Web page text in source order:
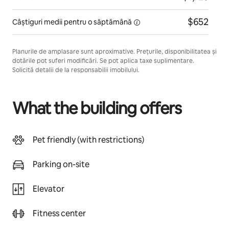
Câștiguri medii pentru o săptămână $652
Planurile de amplasare sunt aproximative. Prețurile, disponibilitatea și
dotările pot suferi modificări. Se pot aplica taxe suplimentare.
Solicită detalii de la responsabilii imobilului.
What the building offers
Pet friendly (with restrictions)
Parking on-site
Elevator
Fitness center